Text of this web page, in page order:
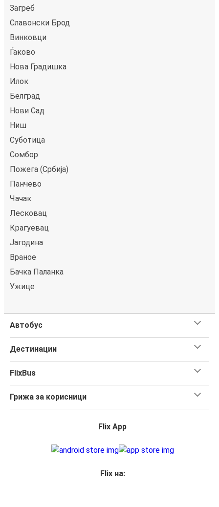
Загреб
Славонски Брод
Винковци
Ѓаково
Нова Градишка
Илок
Белград
Нови Сад
Ниш
Суботица
Сомбор
Пожега (Србија)
Панчево
Чачак
Лесковац
Крагуевац
Јагодина
Враное
Бачка Паланка
Ужице
Автобус
Дестинации
FlixBus
Грижа за корисници
Flix App
Flix на: